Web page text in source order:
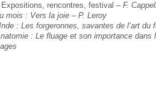
rencontres, festival – F.
mois : Vers la joie – P. Leroy
: Les forgeronnes, savantes de l’art
: Le fluage et son importance